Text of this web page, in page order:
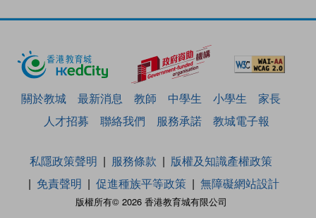
關於教城 最新消息 教師 中學生 小學生
家長
人才招募
聯絡我們 服務承諾 教城電子報
版權所有© 2026 香港教育城有限公司
私隱政策聲明 服務條款
版權及知識產權政策
免責聲明
促進種族平等政策 無障礙網站設計